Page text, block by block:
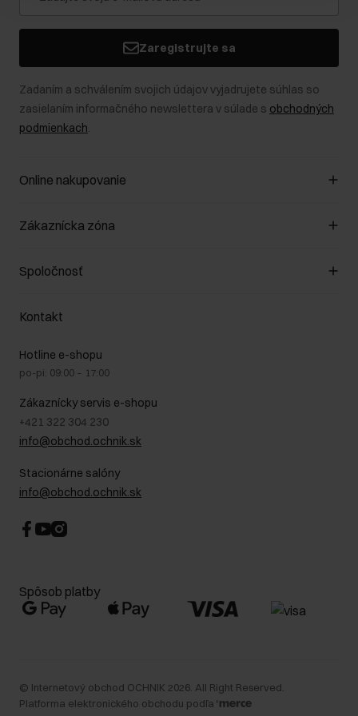
Zaregistrujte sa
Zadaním a schválením svojich údajov vyjadrujete súhlas so
zasielaním informačného newslettera v súlade s obchodných
podmienkach.
Online nakupovanie
Spravovať súbory cookie
Spôsob platby
Vrátenie
Zákaznícka zóna
Zákazníky klub
Pravidlá propagácie
Starostlivosť o kožu
Bezpečné nakupovanie
Blog
Najčastejšie kladené otázky (FAQ)
Spoločnosť
O nás
GDPR - Zásady ochrany osobných údajov
Právne informácie
Kontakt
Hotline e-shopu
po-pi: 09:00 – 17:00
Zákaznícky servis e-shopu
+421 322 304 230
info@obchod.ochnik.sk
Stacionárne salóny
info@obchod.ochnik.sk
Spôsob platby
© Internetový obchod OCHNIK 2026 . All Right Reserved.
Platforma elektronického obchodu podľa